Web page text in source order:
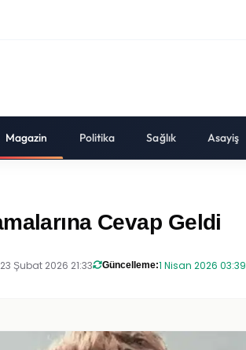
Magazin Politika Sağlık Asayiş
Cevap Geldi
23 Şubat 2026 21:33 Güncelleme:1 Nisan 2026 03:39